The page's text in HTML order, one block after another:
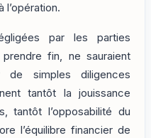
par les parties
fin, ne sauraient
de simples diligences
tantôt la jouissance
tantôt l’opposabilité du
l’équilibre financier de